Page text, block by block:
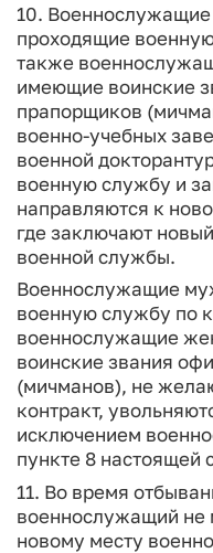
10.
проходящие
также
имеющие воинские
прапорщиков
военно-учебных
военной
военную службу и
направляются к
где заключают
военной службы.
Военнослужащие
военную службу по
военнослужащие
воинские звания
(мичманов), не
контракт,
исключением
пункте 8 настоящей
11. Во время
военнослужащий не
новому месту